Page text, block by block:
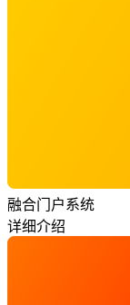
融合门户系统
详细介绍